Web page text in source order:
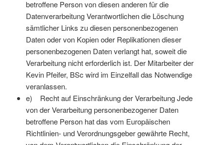
betroffene Person von diesen anderen für die
Datenverarbeitung Verantwortlichen die Löschung
sämtlicher Links zu diesen personenbezogenen
Daten oder von Kopien oder Replikationen dieser
personenbezogenen Daten verlangt hat, soweit die
Verarbeitung nicht erforderlich ist. Der Mitarbeiter der
Kevin Pfeifer, BSc wird im Einzelfall das Notwendige
veranlassen.
e) Recht auf Einschränkung der Verarbeitung Jede
von der Verarbeitung personenbezogener Daten
betroffene Person hat das vom Europäischen
Richtlinien- und Verordnungsgeber gewährte Recht,